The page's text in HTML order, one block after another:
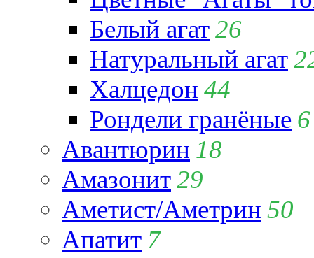
Белый агат26
Натуральный агат
Халцедон 44
Рондели гранёные 6
Авантюрин 18
Амазонит29
Аметист/Аметрин 50
Апатит 7